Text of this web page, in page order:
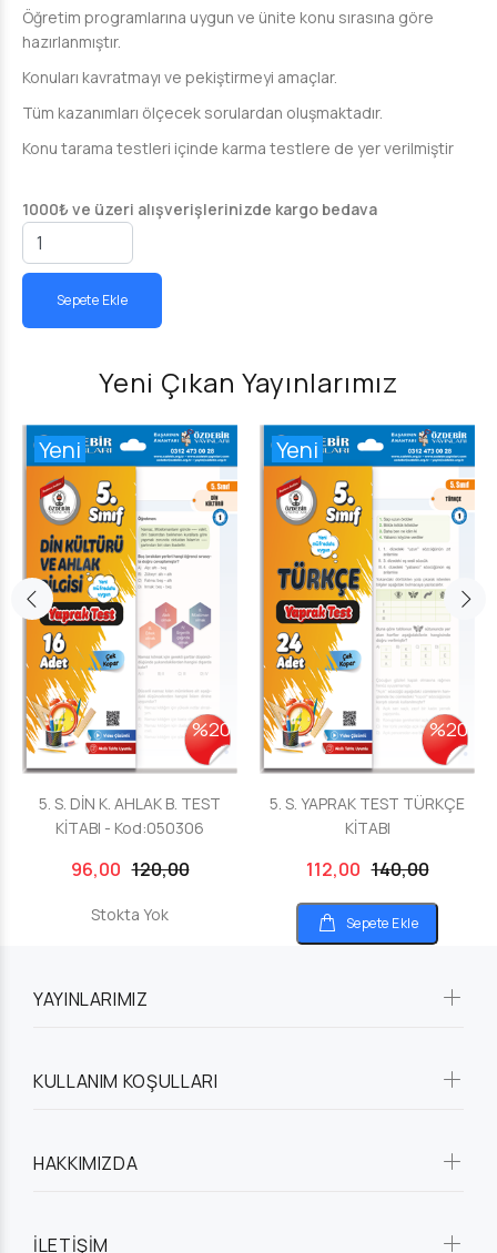
Öğretim programlarına uygun ve ünite konu sırasına göre
hazırlanmıştır.
Konuları kavratmayı ve pekiştirmeyi amaçlar.
Tüm kazanımları ölçecek sorulardan oluşmaktadır.
Konu tarama testleri içinde karma testlere de yer verilmiştir
1000₺ ve üzeri alışverişlerinizde kargo bedava
Sepete Ekle
Yeni Çıkan Yayınlarımız
%20
Yeni
5. S. DİN K. AHLAK B. TEST
KİTABI - Kod:050306
96,00 120,00
Stokta Yok
%20
Yeni
5. S. YAPRAK TEST TÜRKÇE
KİTABI
112,00 140,00
Sepete Ekle
YAYINLARIMIZ
KULLANIM KOŞULLARI
HAKKIMIZDA
İLETİŞİM